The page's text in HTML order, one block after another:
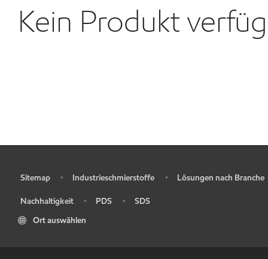
Kein Produkt
Sitemap • Industrieschmierstoffe • Lösungen nach Branche
Nachhaltigkeit • PDS •
SDS
Ort auswählen